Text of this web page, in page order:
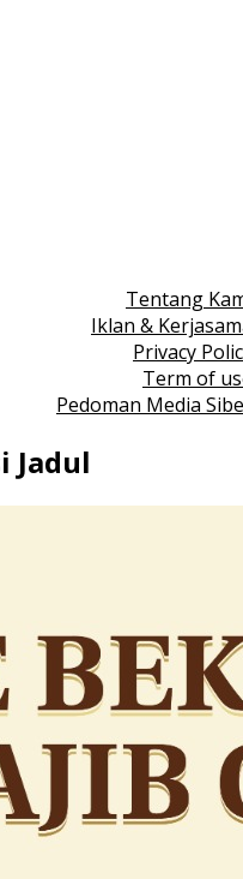
Tentang
Iklan &
Privacy
Term of
Pedoman Media
Jadul